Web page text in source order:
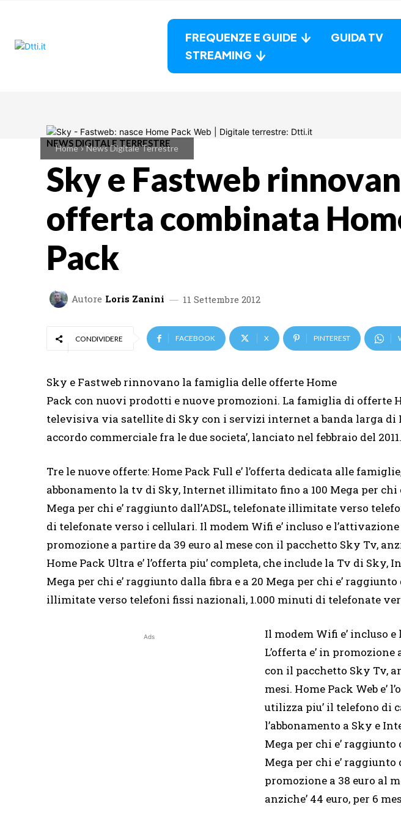
FREQUENZE E GUIDE GUIDA TV
STREAMING
Home News Digitale Terrestre
NEWS DIGITALE TERRESTRE
Sky e Fastweb
offerta combinata
Pack
Autore Loris Zanini 11 Settembre 2012
CONDIVIDERE FACEBOOK X PINTEREST
Sky e Fastweb rinnovano la famiglia delle offerte Home
Pack con nuovi prodotti e nuove promozioni. La famiglia di offerte
televisiva via satellite di Sky con i servizi internet a banda larga di
accordo commerciale fra le due societa’, lanciato nel febbraio del 2011.
Tre le nuove offerte: Home Pack Full e’ l’offerta dedicata alle
abbonamento la tv di Sky, Internet illimitato fino a 100 Mega per chi
Mega per chi e’ raggiunto dall’ADSL, telefonate illimitate verso
di telefonate verso i cellulari. Il modem Wifi e’ incluso e l’attivazione
promozione a partire da 39 euro al mese con il pacchetto Sky Tv,
Home Pack Ultra e’ l’offerta piu’ completa, che include la Tv di
Mega per chi e’ raggiunto dalla fibra e a 20 Mega per chi e’ raggiunto
illimitate verso telefoni fissi nazionali, 1.000 minuti di telefonate
Ads
Il modem Wifi e’ incluso
L’offerta e’ in
con il pacchetto Sky Tv,
mesi. Home Pack Web e’
utilizza piu’ il telefono di
l’abbonamento a Sky e
Mega per chi e’
Mega per chi e’ raggiunto
promozione a 38 euro al
anziche’ 44 euro, per 6